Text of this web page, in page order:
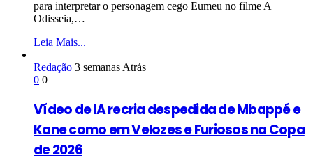
para interpretar o personagem cego Eumeu no filme A
Odisseia,…
Leia Mais...
Redação 3 semanas Atrás
0 0
Vídeo de IA recria despedida de Mbappé e
Kane como em Velozes e Furiosos na Copa
de 2026